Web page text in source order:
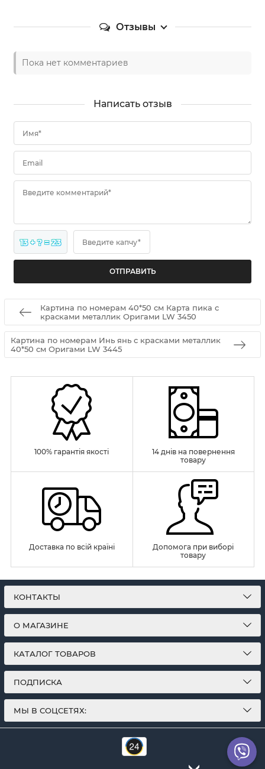
Отзывы
Пока нет комментариев
Написать отзыв
Имя*
Email
Введите комментарий*
13 + ? = 23 Введите капчу*
Картина по номерам 40*50 см Карта пика с
красками металлик Оригами LW 3450
Картина по номерам Инь янь с красками металлик
40*50 см Оригами LW 3445
100% гарантія якості
14 днів на повернення
товару
Доставка по всій країні
Допомога при виборі
товару
КОНТАКТЫ
О МАГАЗИНЕ
КАТАЛОГ ТОВАРОВ
ПОДПИСКА
МЫ В СОЦСЕТЯХ: